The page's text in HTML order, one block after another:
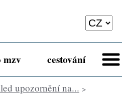
mzv cestování
upozornění na... >